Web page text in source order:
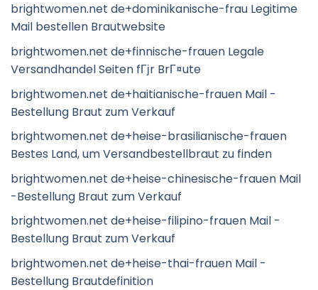
brightwomen.net de+dominikanische-frau Legitime
Mail bestellen Brautwebsite
brightwomen.net de+finnische-frauen Legale
Versandhandel Seiten fГјr BrГ¤ute
brightwomen.net de+haitianische-frauen Mail -
Bestellung Braut zum Verkauf
brightwomen.net de+heise-brasilianische-frauen
Bestes Land, um Versandbestellbraut zu finden
brightwomen.net de+heise-chinesische-frauen Mail
-Bestellung Braut zum Verkauf
brightwomen.net de+heise-filipino-frauen Mail -
Bestellung Braut zum Verkauf
brightwomen.net de+heise-thai-frauen Mail -
Bestellung Brautdefinition